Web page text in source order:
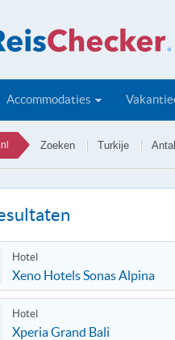
Accommodaties
Zoeken Turkije
Hotel
Xeno Hotels Sonas Alpina
Hotel
Xperia Grand Bali